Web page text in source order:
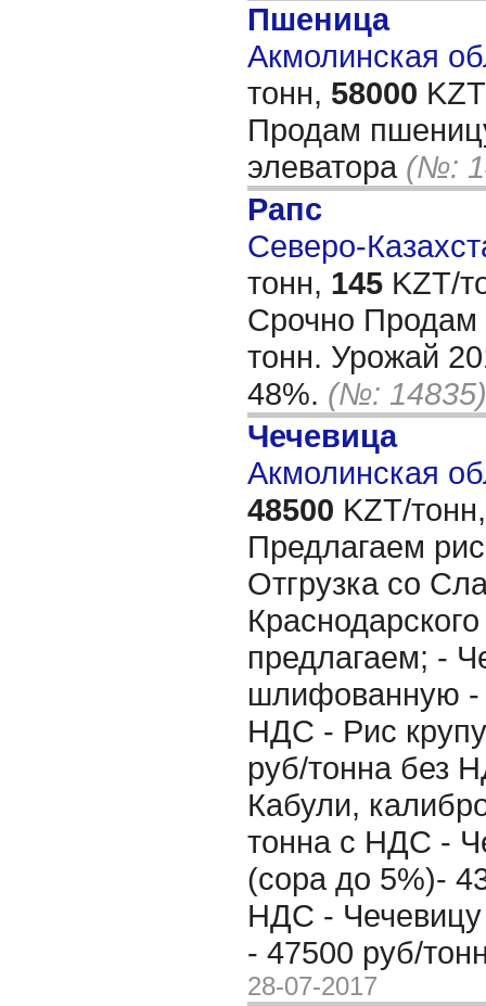
Пшеница
Акмолинская
тонн, 58000
Продам
элеватора (№:
Рапс
Северо-
тонн, 145 KZT/
Срочно
тонн. Урожай
48%. (№: 14835)
Чечевица
Акмолинская
48500 KZT/тонн,
Предлагаем
Отгрузка со
предлагаем; -
шлифованную -
НДС - Рис
руб/тонна без
Кабули,
тонна с НДС -
(сора до 5%)-
НДС -
- 47500 руб/
28-07-2017